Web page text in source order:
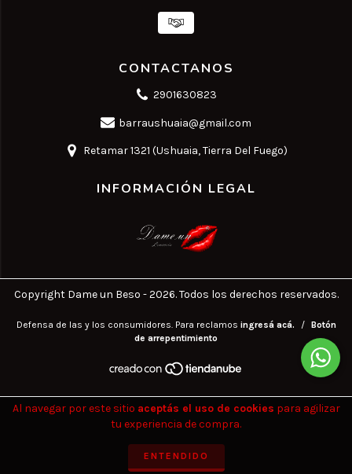
Al navegar por este sitio aceptás el uso de cookies para agilizar
tu experiencia de compra.
ENTENDIDO
CONTACTANOS
2901630823
barraushuaia@gmail.com
Retamar 1321 (Ushuaia, Tierra Del Fuego)
INFORMACIÓN LEGAL
Copyright Dame un Beso - 2026. Todos los derechos reservados.
Defensa de las y los consumidores. Para reclamos ingresá acá. /
Botón
de arrepentimiento